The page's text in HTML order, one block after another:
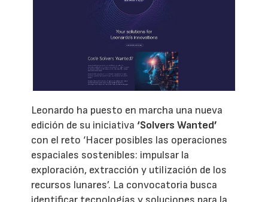
Leonardo ha puesto en marcha una nueva
edición de su iniciativa ‘Solvers Wanted’
con el reto ‘Hacer posibles las operaciones
espaciales sostenibles: impulsar la
exploración, extracción y utilización de los
recursos lunares’. La convocatoria busca